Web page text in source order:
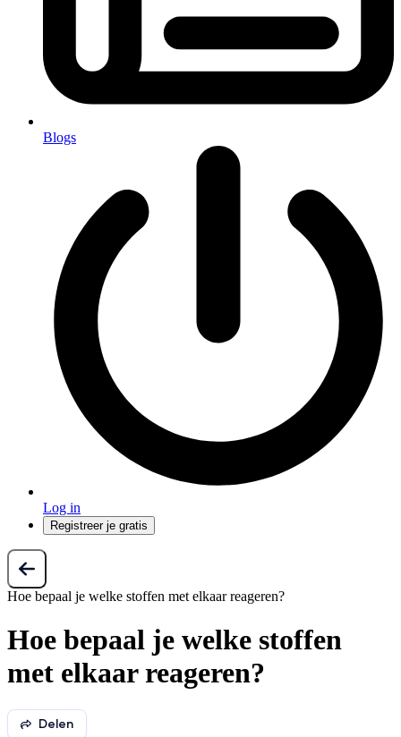
Blogs
Log in
Registreer je gratis
Hoe bepaal je welke stoffen met elkaar reageren?
Hoe bepaal je welke stoffen
met elkaar reageren?
Delen